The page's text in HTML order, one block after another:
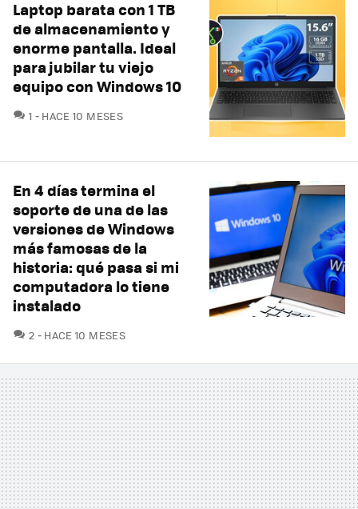
Laptop barata con 1 TB
de almacenamiento y
enorme pantalla. Ideal
para jubilar tu viejo
equipo con Windows 10
1 COMENTARIOS
HACE 10 MESES
En 4 días termina el
soporte de una de las
versiones de Windows
más famosas de la
historia: qué pasa si mi
computadora lo tiene
instalado
2 COMENTARIOS
HACE 10 MESES